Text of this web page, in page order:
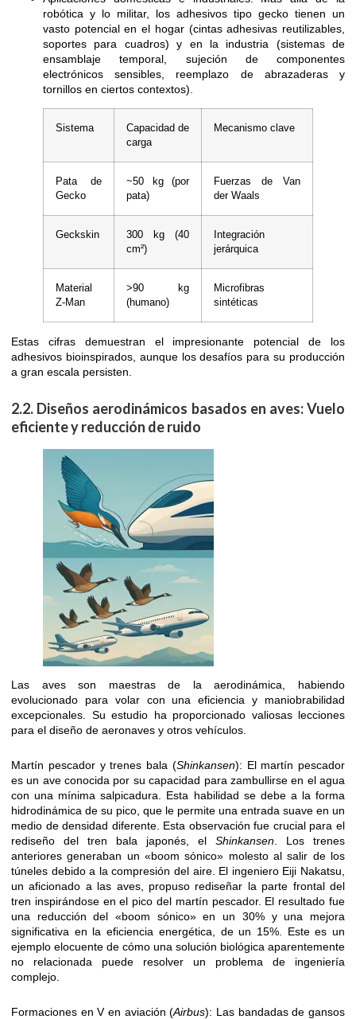
robótica y lo militar, los adhesivos tipo gecko tienen un
vasto potencial en el hogar (cintas adhesivas reutilizables,
soportes para cuadros) y en la industria (sistemas de
ensamblaje temporal, sujeción de componentes
electrónicos sensibles, reemplazo de abrazaderas y
tornillos en ciertos contextos).
Sistema
Capacidad de
carga
Mecanismo clave
Pata de
Gecko
~50 kg (por
pata)
Fuerzas de Van
der Waals
Geckskin
300 kg (40
cm²)
Integración
jerárquica
Material
Z-Man
>90 kg
(humano)
Microfibras
sintéticas
Estas cifras demuestran el impresionante potencial de los
adhesivos bioinspirados, aunque los desafíos para su producción
a gran escala persisten.
2.2. Diseños aerodinámicos basados en aves: Vuelo
eficiente y reducción de ruido
Las aves son maestras de la aerodinámica, habiendo
evolucionado para volar con una eficiencia y maniobrabilidad
excepcionales. Su estudio ha proporcionado valiosas lecciones
para el diseño de aeronaves y otros vehículos.
Martín pescador y trenes bala (Shinkansen): El martín pescador
es un ave conocida por su capacidad para zambullirse en el agua
con una mínima salpicadura. Esta habilidad se debe a la forma
hidrodinámica de su pico, que le permite una entrada suave en un
medio de densidad diferente. Esta observación fue crucial para el
rediseño del tren bala japonés, el Shinkansen . Los trenes
anteriores generaban un «boom sónico» molesto al salir de los
túneles debido a la compresión del aire. El ingeniero Eiji Nakatsu,
un aficionado a las aves, propuso rediseñar la parte frontal del
tren inspirándose en el pico del martín pescador. El resultado fue
una reducción del «boom sónico» en un 30% y una mejora
significativa en la eficiencia energética, de un 15%. Este es un
ejemplo elocuente de cómo una solución biológica aparentemente
no relacionada puede resolver un problema de ingeniería
complejo.
Formaciones en V en aviación (Airbus): Las bandadas de gansos